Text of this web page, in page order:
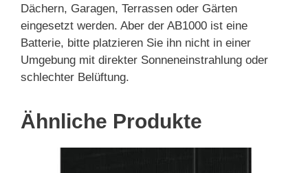
Dächern, Garagen, Terrassen oder Gärten
eingesetzt werden. Aber der AB1000 ist eine
Batterie, bitte platzieren Sie ihn nicht in einer
Umgebung mit direkter Sonneneinstrahlung oder
schlechter Belüftung.
Ähnliche Produkte